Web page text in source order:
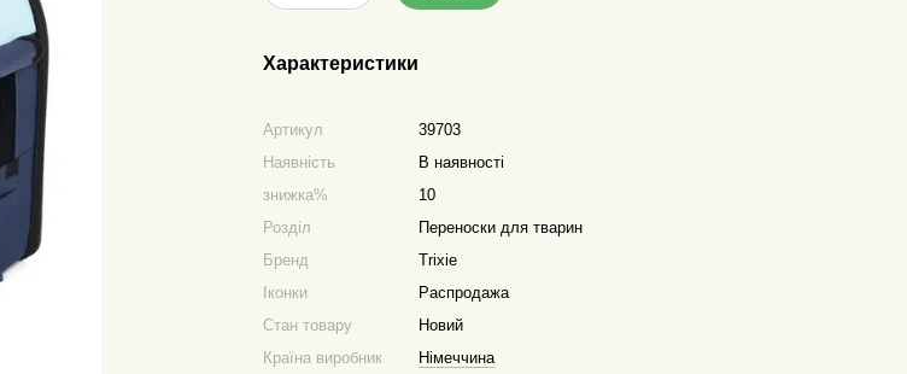
Характеристики
Артикул
39703
Наявність
В наявності
знижка%
10
Розділ
Переноски для тварин
Бренд
Trixie
Іконки
Распродажа
Стан товару
Новий
Країна виробник
Німеччина